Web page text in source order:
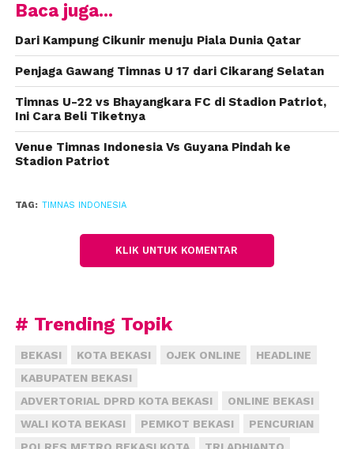
menimba ilmu di Akademi ASAD Purwakarta hingga
dikontrak oleh Dewa United.
Adi T
Baca juga...
Dari Kampung Cikunir menuju Piala Dunia Qatar
Penjaga Gawang Timnas U 17 dari Cikarang Selatan
Timnas U-22 vs Bhayangkara FC di Stadion Patriot,
Ini Cara Beli Tiketnya
Venue Timnas Indonesia Vs Guyana Pindah ke
Stadion Patriot
TAG: TIMNAS INDONESIA
KLIK UNTUK KOMENTAR
# Trending Topik
BEKASI KOTA BEKASI OJEK ONLINE
HEADLINE
KABUPATEN BEKASI
ADVERTORIAL DPRD KOTA BEKASI
ONLINE BEKASI
WALI KOTA BEKASI
PEMKOT BEKASI
PENCURIAN